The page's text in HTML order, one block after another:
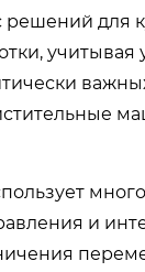
для
учитывая
и